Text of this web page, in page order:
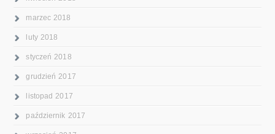
marzec 2018
luty 2018
styczeń 2018
grudzień 2017
listopad 2017
październik 2017